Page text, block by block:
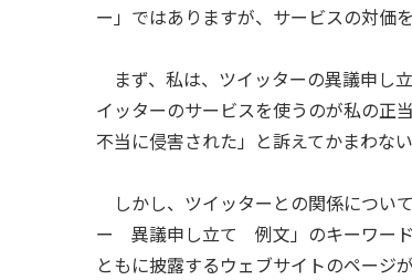
ー」ではありますが、サービスの対価
まず、私は、ツイッターの異議申し
イッターのサービスを使うのが私の正
不当に侵害された」と訴えてかまわな
しかし、ツイッターとの関係につい
ー 異議申し立て 例文」のキーワード
ともに披露するウェブサイトのページ